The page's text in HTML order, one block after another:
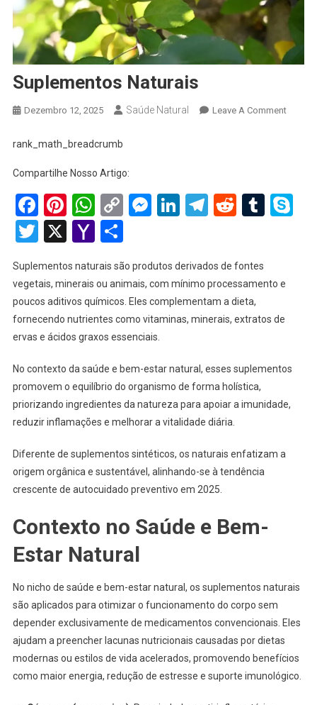
Suplementos Naturais
Dezembro 12, 2025 Saúde Natural Leave A CommentOn
rank_math_breadcrumb
Compartilhe Nosso Artigo:
Facebook
Pinterest
WhatsApp
Copy
Link
Messenger
LinkedIn
Telegram
Reddit
Twitter
X YahooShare
Suplementos naturais são produtos derivados de fontes
vegetais, minerais ou animais, com mínimo processamento e
poucos aditivos químicos. Eles complementam a dieta,
fornecendo nutrientes como vitaminas, minerais, extratos de
ervas e ácidos graxos essenciais.
No contexto da saúde e bem-estar natural, esses suplementos
promovem o equilíbrio do organismo de forma holística,
priorizando ingredientes da natureza para apoiar a imunidade,
reduzir inflamações e melhorar a vitalidade diária.
Diferente de suplementos sintéticos, os naturais enfatizam a
origem orgânica e sustentável, alinhando-se à tendência
crescente de autocuidado preventivo em 2025.
Contexto no Saúde e Bem-
Estar Natural
No nicho de saúde e bem-estar natural, os suplementos naturais
são aplicados para otimizar o funcionamento do corpo sem
depender exclusivamente de medicamentos convencionais. Eles
ajudam a preencher lacunas nutricionais causadas por dietas
modernas ou estilos de vida acelerados, promovendo benefícios
como maior energia, redução de estresse e suporte imunológico.